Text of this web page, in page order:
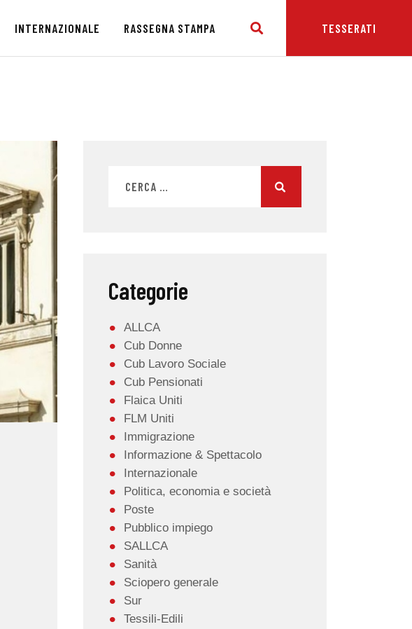
INTERNAZIONALE RASSEGNA STAMPA TESSERATI
Categorie
ALLCA
Cub Donne
Cub Lavoro Sociale
Cub Pensionati
Flaica Uniti
FLM Uniti
Immigrazione
Informazione & Spettacolo
Internazionale
Politica, economia e società
Poste
Pubblico impiego
SALLCA
Sanità
Sciopero generale
Sur
Tessili-Edili